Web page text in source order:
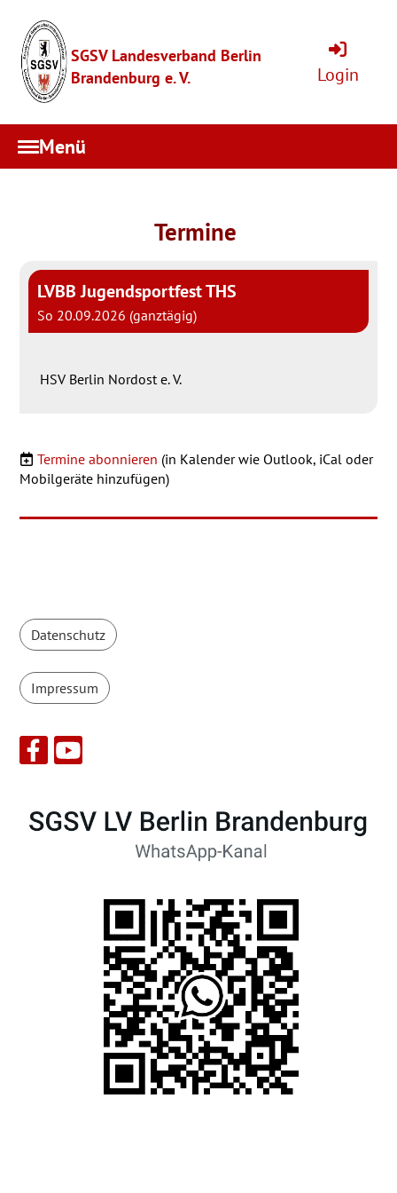
SGSV Landesverband Berlin
Brandenburg e. V.
Login
Menü
Termine
LVBB Jugendsportfest THS
So 20.09.2026 (ganztägig)
HSV Berlin Nordost e. V.
Termine abonnieren (in Kalender wie Outlook, iCal oder
Mobilgeräte hinzufügen)
Datenschutz
Impressum